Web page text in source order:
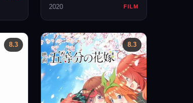
2020 FILM
8.3 8.3